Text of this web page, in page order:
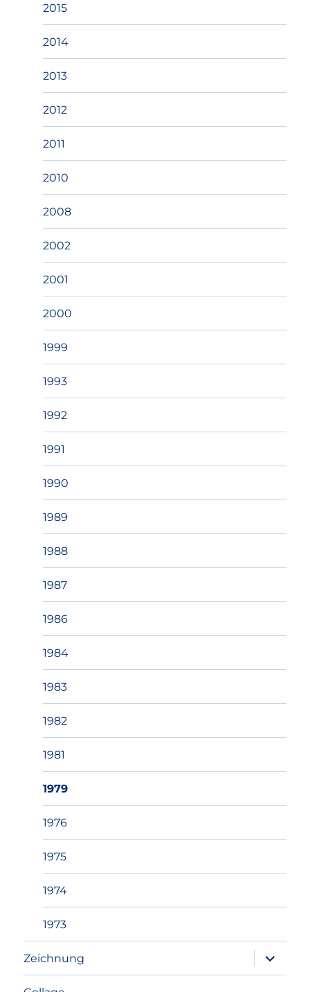
2015
2014
2013
2012
2011
2010
2008
2002
2001
2000
1999
1993
1992
1991
1990
1989
1988
1987
1986
1984
1983
1982
1981
1979
1976
1975
1974
1973
Zeichnung
anzeigen